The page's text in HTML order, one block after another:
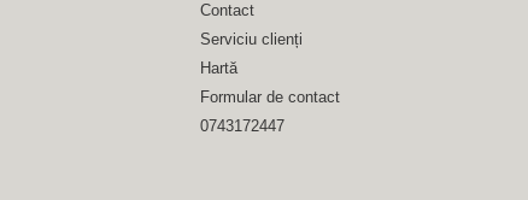
Contact
Serviciu clienți
Hartă
Formular de contact
0743172447